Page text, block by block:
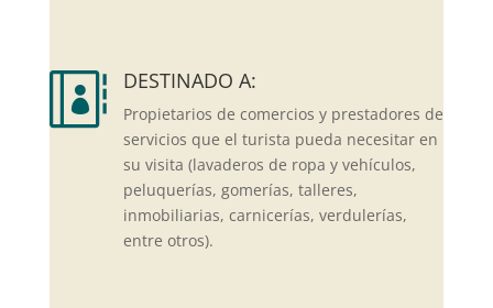
 DESTINADO A:
Propietarios de comercios y prestadores de
servicios que el turista pueda necesitar en
su visita (lavaderos de ropa y vehículos,
peluquerías, gomerías, talleres,
inmobiliarias, carnicerías, verdulerías,
entre otros).